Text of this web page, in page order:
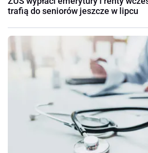
trafią do seniorów jeszcze w lipcu